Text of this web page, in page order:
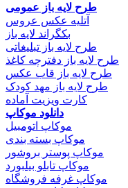
طرح لایه باز عمومی
آتلیه عکس عروس
بکگراند لایه باز
طرح لایه باز تبلیغاتی
طرح لایه باز دفترچه کاغذ
طرح لایه باز قاب عکس
طرح لایه باز مهد کودک
کارت ویزیت آماده
دانلود موکاپ
موکاپ اتومبیل
موکاپ بسته بندی
موکاپ پوستر بروشور
موکاپ تابلو بیلبورد
موکاپ غرفه فروشگاه